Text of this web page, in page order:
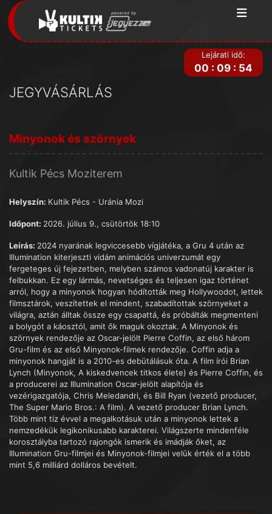
JEGYVÁSÁRLÁS
Lejárati idő:
00 : 09 : 54
Minyonok és szörnyek
Kultik Pécs Moziterem
Helyszín: Kultik Pécs - Uránia Mozi
Időpont: 2026. július 9., csütörtök 18:10
Leírás: 2024 nyarának legviccesebb vígjátéka, a Gru 4 után az
Illumination kiterjeszti vidám animációs univerzumát egy
fergeteges új fejezetben, melyben számos vadonatúj karakter is
felbukkan. Ez egy lármás, nevetséges és teljesen igaz történet
arról, hogy a minyonok hogyan hódították meg Hollywoodot, lettek
filmsztárok, veszítettek el mindent, szabadítottak szörnyeket a
világra, aztán álltak össze egy csapattá, és próbálták megmenteni
a bolygót a káosztól, amit ők maguk okoztak. A Minyonok és
szörnyek rendezője az Oscar-jelölt Pierre Coffin, az első három
Gru-film és az első Minyonok-filmek rendezője. Coffin adja a
minyonok hangját is a 2010-es debütálásuk óta. A film írói Brian
Lynch (Minyonok, A kiskedvencek titkos élete) és Pierre Coffin, és
a producerei az Illumination Oscar-jelölt alapítója és
vezérigazgatója, Chris Meledandri, és Bill Ryan (vezető producer,
The Super Mario Bros.: A film). A vezető producer Brian Lynch.
Több mint tíz évvel a megalkotásuk után a minyonok lettek a
nemzedékük legikonikusabb karakterei. Világszerte mindenféle
korosztályba tartozó rajongók ismerik és imádják őket, az
Illumination Gru-filmjei és Minyonok-filmjei velük érték el a több
mint 5,6 milliárd dolláros bevételt.